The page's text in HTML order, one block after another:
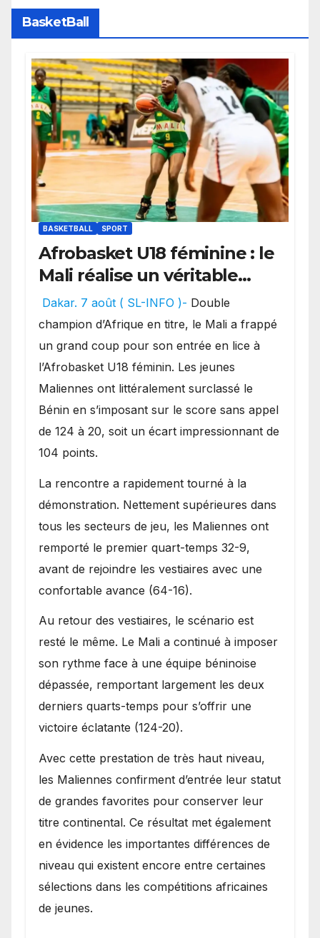
BasketBall
BASKETBALL SPORT
Afrobasket U18 féminine : le
Mali réalise un véritable
festival offensif et inflige
une lourde défaite au
Bénin.
Dakar. 7 août ( SL-INFO )- Double
champion d’Afrique en titre, le Mali a frappé
un grand coup pour son entrée en lice à
l’Afrobasket U18 féminin. Les jeunes
Maliennes ont littéralement surclassé le
Bénin en s’imposant sur le score sans appel
de 124 à 20, soit un écart impressionnant de
104 points.
La rencontre a rapidement tourné à la
démonstration. Nettement supérieures dans
tous les secteurs de jeu, les Maliennes ont
remporté le premier quart-temps 32-9,
avant de rejoindre les vestiaires avec une
confortable avance (64-16).
Au retour des vestiaires, le scénario est
resté le même. Le Mali a continué à imposer
son rythme face à une équipe béninoise
dépassée, remportant largement les deux
derniers quarts-temps pour s’offrir une
victoire éclatante (124-20).
Avec cette prestation de très haut niveau,
les Maliennes confirment d’entrée leur statut
de grandes favorites pour conserver leur
titre continental. Ce résultat met également
en évidence les importantes différences de
niveau qui existent encore entre certaines
sélections dans les compétitions africaines
de jeunes.